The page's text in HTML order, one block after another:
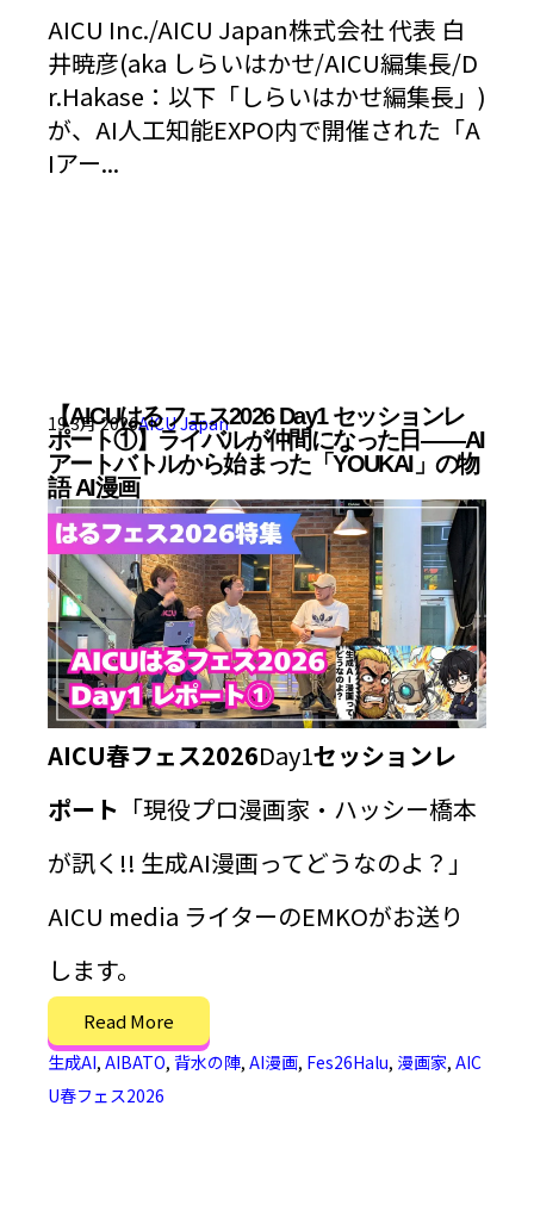
AICU Inc./AICU Japan株式会社 代表 白
井暁彦(aka しらいはかせ/AICU編集長/D
r.Hakase：以下「しらいはかせ編集長」)
が、AI人工知能EXPO内で開催された「A
Iアー...
【AICUはるフェス2026 Day1 セッションレ
ポート①】ライバルが仲間になった日——AI
アートバトルから始まった「YOUKAI」の物
語 AI漫画
19 3月 2026AICU Japan
AICU春フェス2026Day1セッションレ
ポート 「現役プロ漫画家・ハッシー橋本
が訊く!! 生成AI漫画ってどうなのよ？」
AICU media ライターのEMKOがお送り
します。
Read More
生成AI, AIBATO, 背水の陣, AI漫画, Fes26Halu, 漫画家, AIC
U春フェス2026